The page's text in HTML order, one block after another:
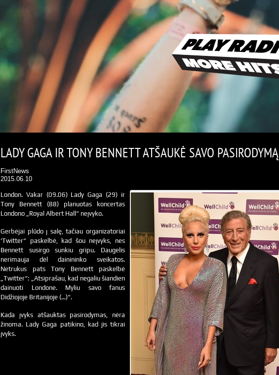
LADY GAGA IR TONY BENNETT ATŠAUKĖ SAVO PASIRODYMĄ
FirstNews
2015.06.10
London. Vakar (09.06) Lady Gaga (29) ir
Tony Bennett (88) planuotas koncertas
Londono „Royal Albert Hall“ neįvyko.
Gerbėjai plūdo į salę, tačiau organizatoriai
‘Twitter“ paskelbė, kad šou neįvyks, nes
Bennett susirgo sunkiu gripu. Daugelis
nerimauja dėl dainininko sveikatos.
Netrukus pats Tony Bennett paskelbė
„Twitter“: „Atsiprašau, kad negaliu šiandien
dainuoti Londone. Myliu savo fanus
Didžiojoje Britanijoje (…)“.
Kada įvyks atšauktas pasirodymas, nėra
žinoma. Lady Gaga patikino, kad jis tikrai
įvyks.